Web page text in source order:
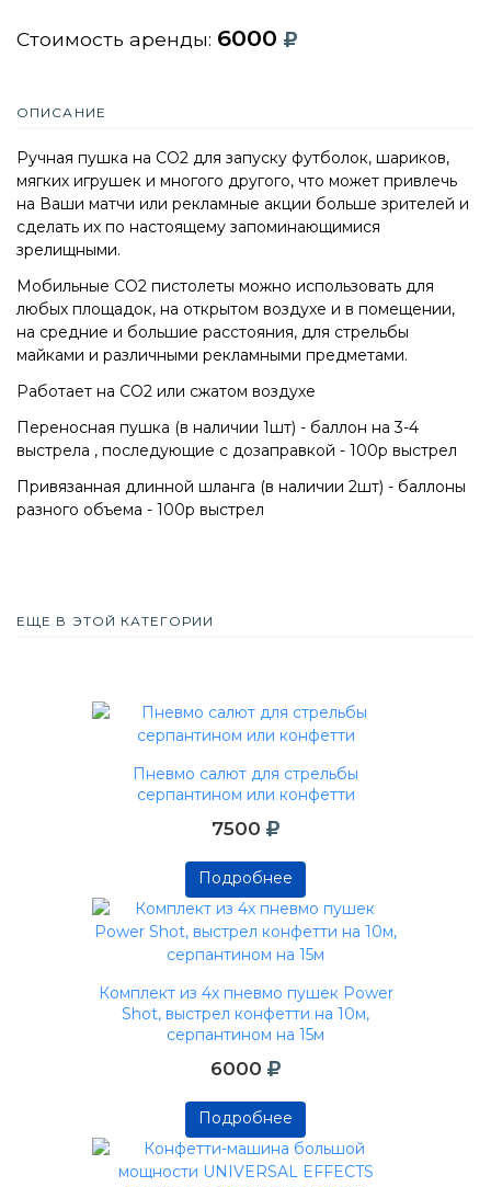
Стоимость аренды: 6000
ОПИСАНИЕ
Ручная пушка на СО2 для запуску футболок, шариков,
мягких игрушек и многого другого, что может привлечь
на Ваши матчи или рекламные акции больше зрителей и
сделать их по настоящему запоминающимися
зрелищными.
Мобильные СО2 пистолеты можно использовать для
любых площадок, на открытом воздухе и в помещении,
на средние и большие расстояния, для стрельбы
майками и различными рекламными предметами.
Работает на СО2 или сжатом воздухе
Переносная пушка (в наличии 1шт) - баллон на 3-4
выстрела , последующие с дозаправкой - 100р выстрел
Привязанная длинной шланга (в наличии 2шт) - баллоны
разного объема - 100р выстрел
ЕЩЕ В ЭТОЙ КАТЕГОРИИ
Пневмо салют для стрельбы
серпантином или конфетти
7500
Подробнее
Подробнее
Подробнее
Комплект из 4х пневмо пушек Power
Shot, выстрел конфетти на 10м,
серпантином на 15м
6000
Подробнее
Подробнее